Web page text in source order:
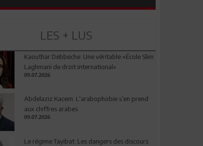
LES + LUS
Kaouthar Debbeche: Une véritable «École Slim
Laghmani de droit international»
09.07.2026
Abdelaziz Kacem: L’arabophobie s’en prend
aux chiffres arabes
09.07.2026
Le régime Tayibat: Les dangers des discours